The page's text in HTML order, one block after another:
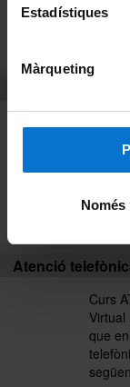
Estadístiques
Màrqueting
que
Atenció
Curs
Virtual
que